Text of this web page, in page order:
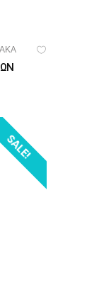
SALE!